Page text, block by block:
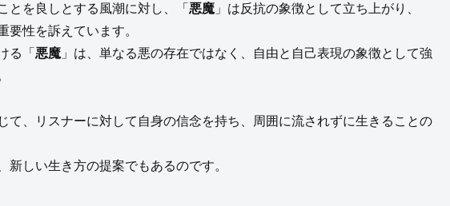
とを良しとする風潮に対し、「 悪魔 」は反抗の象徴として立ち上がり、
要性を訴えています。
る「 悪魔 」は、単なる悪の存在ではなく、自由と自己表現の象徴として強
て、リスナーに対して自身の信念を持ち、周囲に流されずに生きることの
しい生き方の提案でもあるのです。